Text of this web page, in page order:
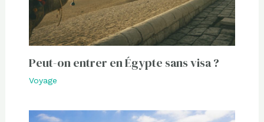
Peut-on entrer en Égypte sans visa ?
Voyage